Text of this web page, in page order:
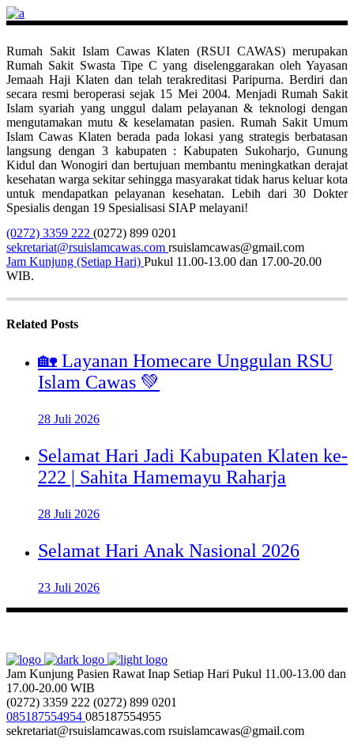
Rumah Sakit Islam Cawas Klaten (RSUI CAWAS) merupakan
Rumah Sakit Swasta Tipe C yang diselenggarakan oleh Yayasan
Jemaah Haji Klaten dan telah terakreditasi Paripurna. Berdiri dan
secara resmi beroperasi sejak 15 Mei 2004. Menjadi Rumah Sakit
Islam syariah yang unggul dalam pelayanan & teknologi dengan
mengutamakan mutu & keselamatan pasien. Rumah Sakit Umum
Islam Cawas Klaten berada pada lokasi yang strategis berbatasan
langsung dengan 3 kabupaten : Kabupaten Sukoharjo, Gunung
Kidul dan Wonogiri dan bertujuan membantu meningkatkan derajat
kesehatan warga sekitar sehingga masyarakat tidak harus keluar kota
untuk mendapatkan pelayanan kesehatan. Lebih dari 30 Dokter
Spesialis dengan 19 Spesialisasi SIAP melayani!
(0272) 3359 222 (0272) 899 0201
sekretariat@rsuislamcawas.com rsuislamcawas@gmail.com
Jam Kunjung (Setiap Hari) Pukul 11.00-13.00 dan 17.00-20.00
WIB.
Related Posts
🏡 Layanan Homecare Unggulan RSU
Islam Cawas 💚
28 Juli 2026
Selamat Hari Jadi Kabupaten Klaten ke-
222 | Sahita Hamemayu Raharja
28 Juli 2026
Selamat Hari Anak Nasional 2026
23 Juli 2026
Jam Kunjung Pasien Rawat Inap Setiap Hari Pukul 11.00-13.00 dan
17.00-20.00 WIB
(0272) 3359 222 (0272) 899 0201
085187554954 085187554955
sekretariat@rsuislamcawas.com rsuislamcawas@gmail.com